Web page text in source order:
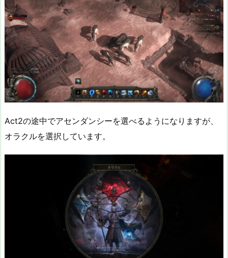
Act2の途中でアセンダンシーを選べるようになりますが、
オラクルを選択しています。